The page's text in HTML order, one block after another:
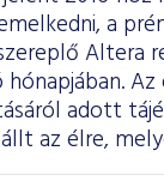
a
adott
az élre,